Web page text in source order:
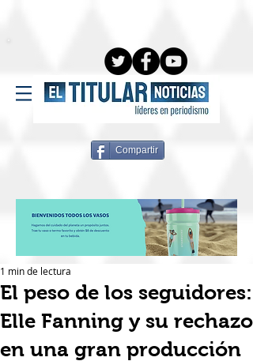
Compartir
El peso de los seguidores:
Elle Fanning y su rechazo
en una gran producción
1 min de lectura